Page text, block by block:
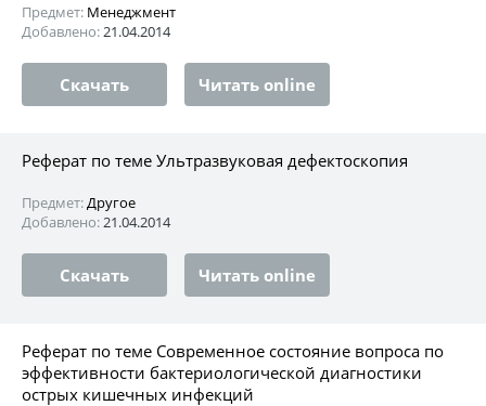
Предмет: Менеджмент
Добавлено:21.04.2014
Скачать Читать online
Реферат по теме Ультразвуковая дефектоскопия
Предмет:Другое
Добавлено:21.04.2014
Скачать Читать online
Реферат по теме Современное состояние вопроса по
эффективности бактериологической диагностики
острых кишечных инфекций